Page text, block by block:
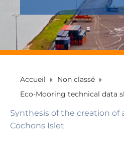
Accueil
Non classé
Eco-Mooring technical data
Synthesis of the creation of
Cochons Islet